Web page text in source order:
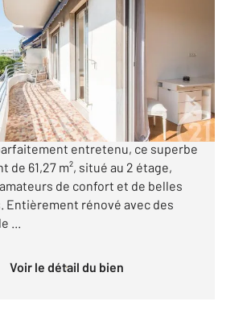
F2 à vendre
000 €
Paul Arènes, au sein d'un bel
entretenu, ce superbe
de 61,27 m², situé au 2 étage,
de confort et de belles
Entièrement rénové avec des
...
Voir le détail du bien